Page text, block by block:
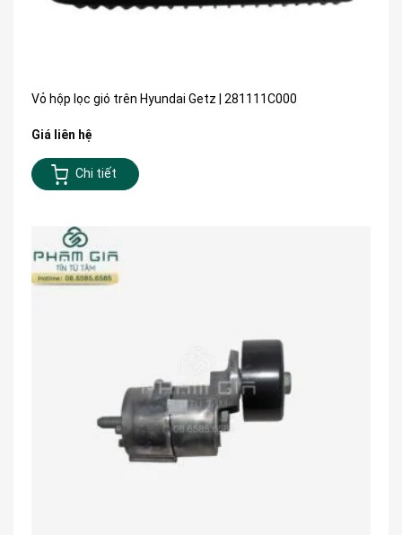
Vỏ hộp lọc gió trên Hyundai Getz | 281111C000
Giá liên hệ
Chi tiết